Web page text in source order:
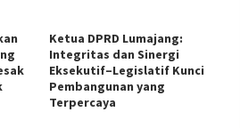
Ketua DPRD Lumajang:
Integritas dan Sinergi
Eksekutif–Legislatif Kunci
Pembangunan yang
Terpercaya